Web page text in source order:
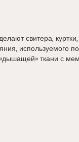
свитера,
используемого
«дышащей» ткани с